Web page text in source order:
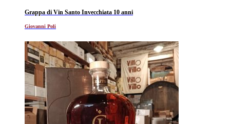
Grappa di Vin Santo Invecchiata 10 anni
Giovanni Poli